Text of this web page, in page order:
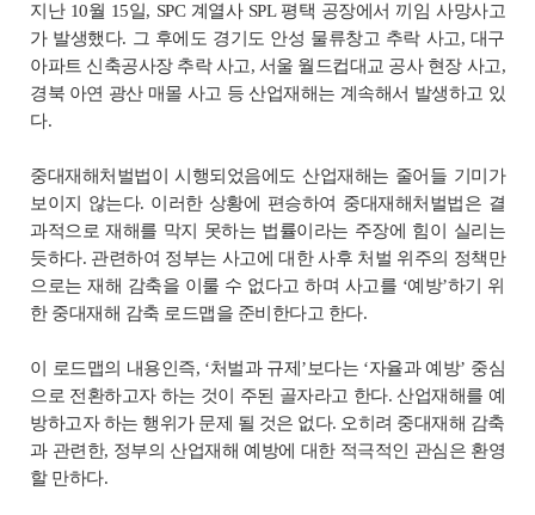
지난 10월 15일, SPC 계열사 SPL 평택 공장에서 끼임 사망사고
가 발생했다. 그 후에도 경기도 안성 물류창고 추락 사고, 대구
아파트 신축공사장 추락 사고, 서울 월드컵대교 공사 현장 사고,
경북 아연 광산 매몰 사고 등 산업재해는 계속해서 발생하고 있
다.
중대재해처벌법이 시행되었음에도 산업재해는 줄어들 기미가
보이지 않는다. 이러한 상황에 편승하여 중대재해처벌법은 결
과적으로 재해를 막지 못하는 법률이라는 주장에 힘이 실리는
듯하다. 관련하여 정부는 사고에 대한 사후 처벌 위주의 정책만
으로는 재해 감축을 이룰 수 없다고 하며 사고를 ‘예방’하기 위
한 중대재해 감축 로드맵을 준비한다고 한다.
이 로드맵의 내용인즉, ‘처벌과 규제’보다는 ‘자율과 예방’ 중심
으로 전환하고자 하는 것이 주된 골자라고 한다. 산업재해를 예
방하고자 하는 행위가 문제 될 것은 없다. 오히려 중대재해 감축
과 관련한, 정부의 산업재해 예방에 대한 적극적인 관심은 환영
할 만하다.